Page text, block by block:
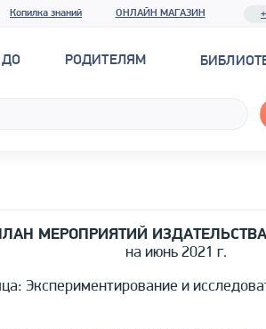
Копилка знаний ОНЛАЙН МАГАЗИН
ДО РОДИТЕЛЯМ
МЕРОПРИЯТИЙ
на июнь 2021 г.
Экспериментирование и